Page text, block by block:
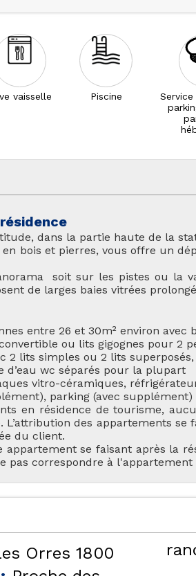
TOUTES
vaisselle Piscine
entre 26 et 30m² environ avec
ou lits gigognes pour 2
2 lits simples ou 2 lits superposés,
d’eau wc séparés pour la plupart
vitro-céramiques,
parking (avec supplément)
en résidence de tourisme,
L’attribution des appartements se
du client.
appartement se faisant après la
pas correspondre à
dans la partie haute de la
en bois et pierres, vous offre un
soit sur les pistes ou la
de larges baies vitrées
Orres 1800